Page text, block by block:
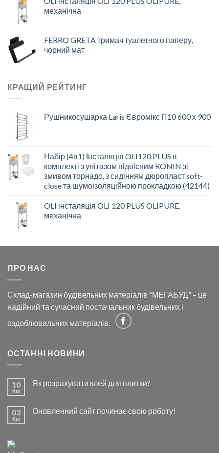
механічна
FERRO GRETA тримач туалетного паперу,
чорний мат
КРАЩИЙ РЕЙТИНГ
Рушникосушарка Laris Євромікс П10 600 х 900
Набір (4в1) Інсталяція OLI120 PLUS в
комплекті з унітазом підвісним RONIN зі
змивом торнадо, з сидінням дюропласт soft-
close та шумоізоляційною прокладкою (42144)
OLI інсталяція OLI 120 PLUS OLIPURE,
механічна
ПРО НАС
Склад-магазин будівельних матеріалів “МЕГАБУД” – це
надійний та сучасний постачальник будівельних і
оздоблювальних матеріалів.
ОСТАННІ НОВИНИ
10
Кві
Як розрахувати клей для плитки?
03
Кві
Оновленний сайт починає свою роботу!